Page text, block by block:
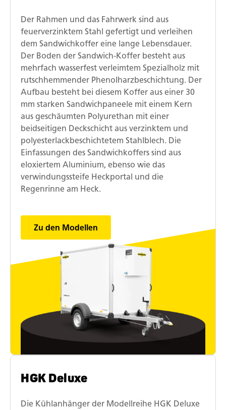
Der Rahmen und das Fahrwerk sind aus
feuerverzinktem Stahl gefertigt und verleihen
dem Sandwichkoffer eine lange Lebensdauer.
Der Boden der Sandwich-Koffer besteht aus
mehrfach wasserfest verleimtem Spezialholz mit
rutschhemmender Phenolharzbeschichtung. Der
Aufbau besteht bei diesem Koffer aus einer 30
mm starken Sandwichpaneele mit einem Kern
aus geschäumten Polyurethan mit einer
beidseitigen Deckschicht aus verzinktem und
polyesterlackbeschichtetem Stahlblech. Die
Einfassungen des Sandwichkoffers sind aus
eloxiertem Aluminium, ebenso wie das
verwindungssteife Heckportal und die
Regenrinne am Heck.
Zu den Modellen
HGK Deluxe
Die Kühlanhänger der Modellreihe HGK Deluxe